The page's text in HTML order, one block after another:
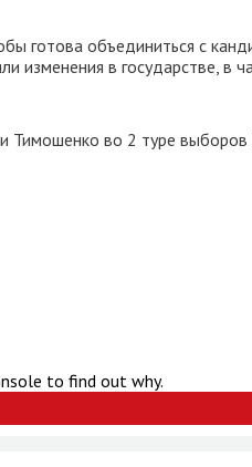
готова объединиться с
изменения в государстве, в
Тимошенко во 2 туре
to find out why.